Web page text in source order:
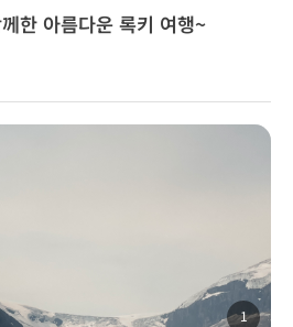
한 아름다운 록키 여행~
1